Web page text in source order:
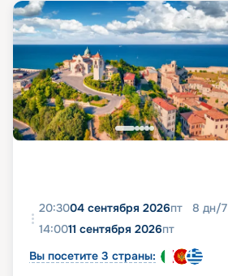
20:3004 сентября 2026пт 8 дн/7
14:0011 сентября 2026пт
Вы посетите 3 страны: